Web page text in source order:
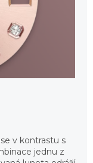
v kontrastu s
jednu z